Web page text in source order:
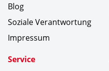
Blog
Soziale Verantwortung
Impressum
Service